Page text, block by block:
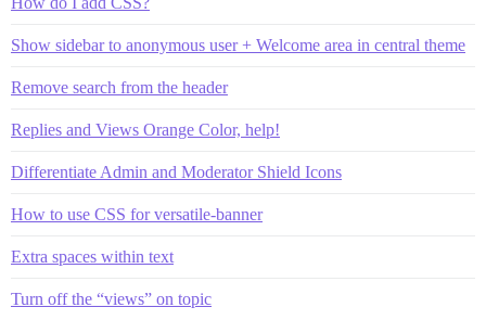
Show sidebar to anonymous user + Welcome area in central theme
Remove search from the header
Replies and Views Orange Color, help!
Differentiate Admin and Moderator Shield Icons
How to use CSS for versatile-banner
Extra spaces within text
Turn off the “views” on topic